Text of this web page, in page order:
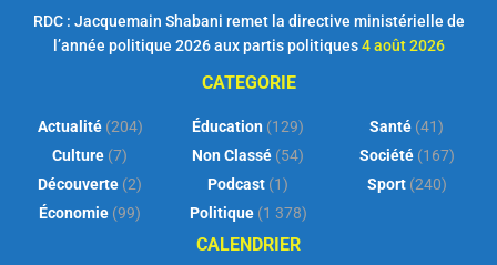
RDC : Jacquemain Shabani remet la directive ministérielle de
l’année politique 2026 aux partis politiques 4 août 2026
CATEGORIE
Actualité(204)
Culture (7)
Découverte (2)
Économie (99)
Éducation (129)
Non Classé (54)
Podcast (1)
Politique(1 378)
Santé (41)
Société(167)
Sport(240)
CALENDRIER